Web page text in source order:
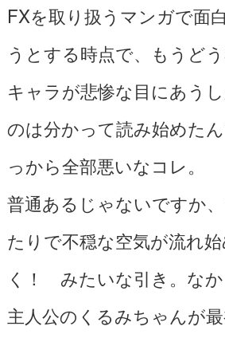
FXを取り扱うマンガで面
うとする時点で、もうど
キャラが悲惨な目にあう
のは分かって読み始めた
っから全部悪いなコレ。
普通あるじゃないですか
たりで不穏な空気が流れ
く！ みたいな引き。なか
主人公のくるみちゃんが